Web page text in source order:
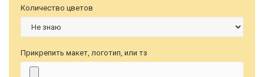
Количество цветов
Прикрепить макет, логотип, или тз